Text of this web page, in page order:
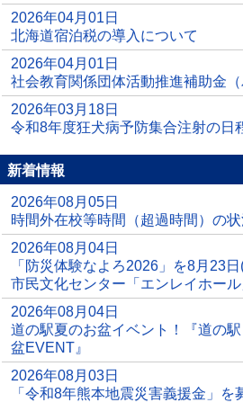
2026年04月01日
北海道宿泊税の導入について
2026年04月01日
社会教育関係団体活動推進補助金（
2026年03月18日
令和8年度狂犬病予防集合注射の日
新着情報
2026年08月05日
時間外在校等時間（超過時間）の
2026年08月04日
「防災体験なよろ2026」を8月23
市民文化センター「エンレイホー
2026年08月04日
道の駅夏のお盆イベント！『道の
盆EVENT』
2026年08月03日
「令和8年熊本地震災害義援金」を